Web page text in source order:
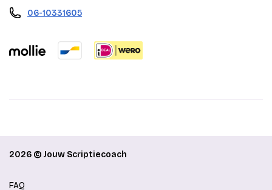
06-10331605
2026 © Jouw Scriptiecoach
FAQ